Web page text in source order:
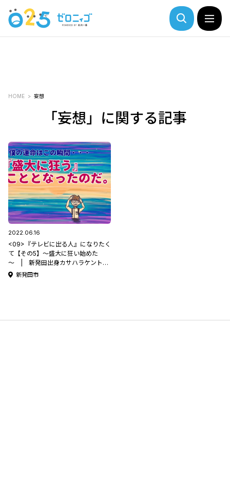
HOME 妄想
「妄想」に関する記事
2022.06.16
<09>『テレビに出る人』になりたく
て【その5】～盛大に狂い始めた
～ | 新発田出身カサハラケントの
【コラムって何書けばいいんです
新発田市